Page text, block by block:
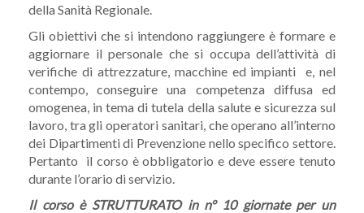
della Sanità Regionale.
Gli obiettivi che si intendono raggiungere è formare e
aggiornare il personale che si occupa dell’attività di
verifiche di attrezzature, macchine ed impianti e, nel
contempo, conseguire una competenza diffusa ed
omogenea, in tema di tutela della salute e sicurezza sul
lavoro, tra gli operatori sanitari, che operano all’interno
dei Dipartimenti di Prevenzione nello specifico settore.
Pertanto il corso è obbligatorio e deve essere tenuto
durante l’orario di servizio.
Il corso è STRUTTURATO in n° 10 giornate per un